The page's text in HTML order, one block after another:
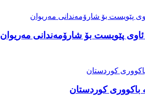
ئاوی پێویست بۆ شارۆمەندانی مەریوان
باکووری کوردستان